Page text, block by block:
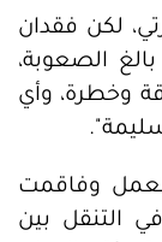
لكن فقدان
الصعوبة،
وخطرة، وأي
وفاقمت
التنقل بين